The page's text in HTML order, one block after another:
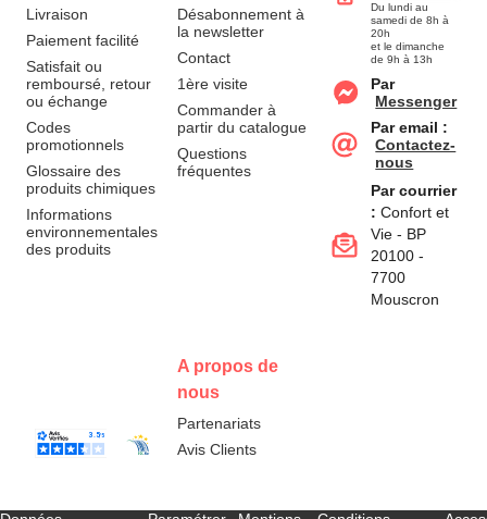
Livraison
Paiement facilité
Satisfait ou
remboursé, retour
ou échange
Codes
promotionnels
Glossaire des
produits chimiques
Informations
environnementales
des produits
Désabonnement à
la newsletter
Contact
1ère visite
Commander à
partir du catalogue
Questions
fréquentes
A propos de
nous
Partenariats
Avis Clients
Du lundi au
samedi de 8h à
20h
et le dimanche
de 9h à 13h
Par
Messenger
Par email :
Contactez-
nous
Par courrier
: Confort et
Vie - BP
20100 -
7700
Mouscron